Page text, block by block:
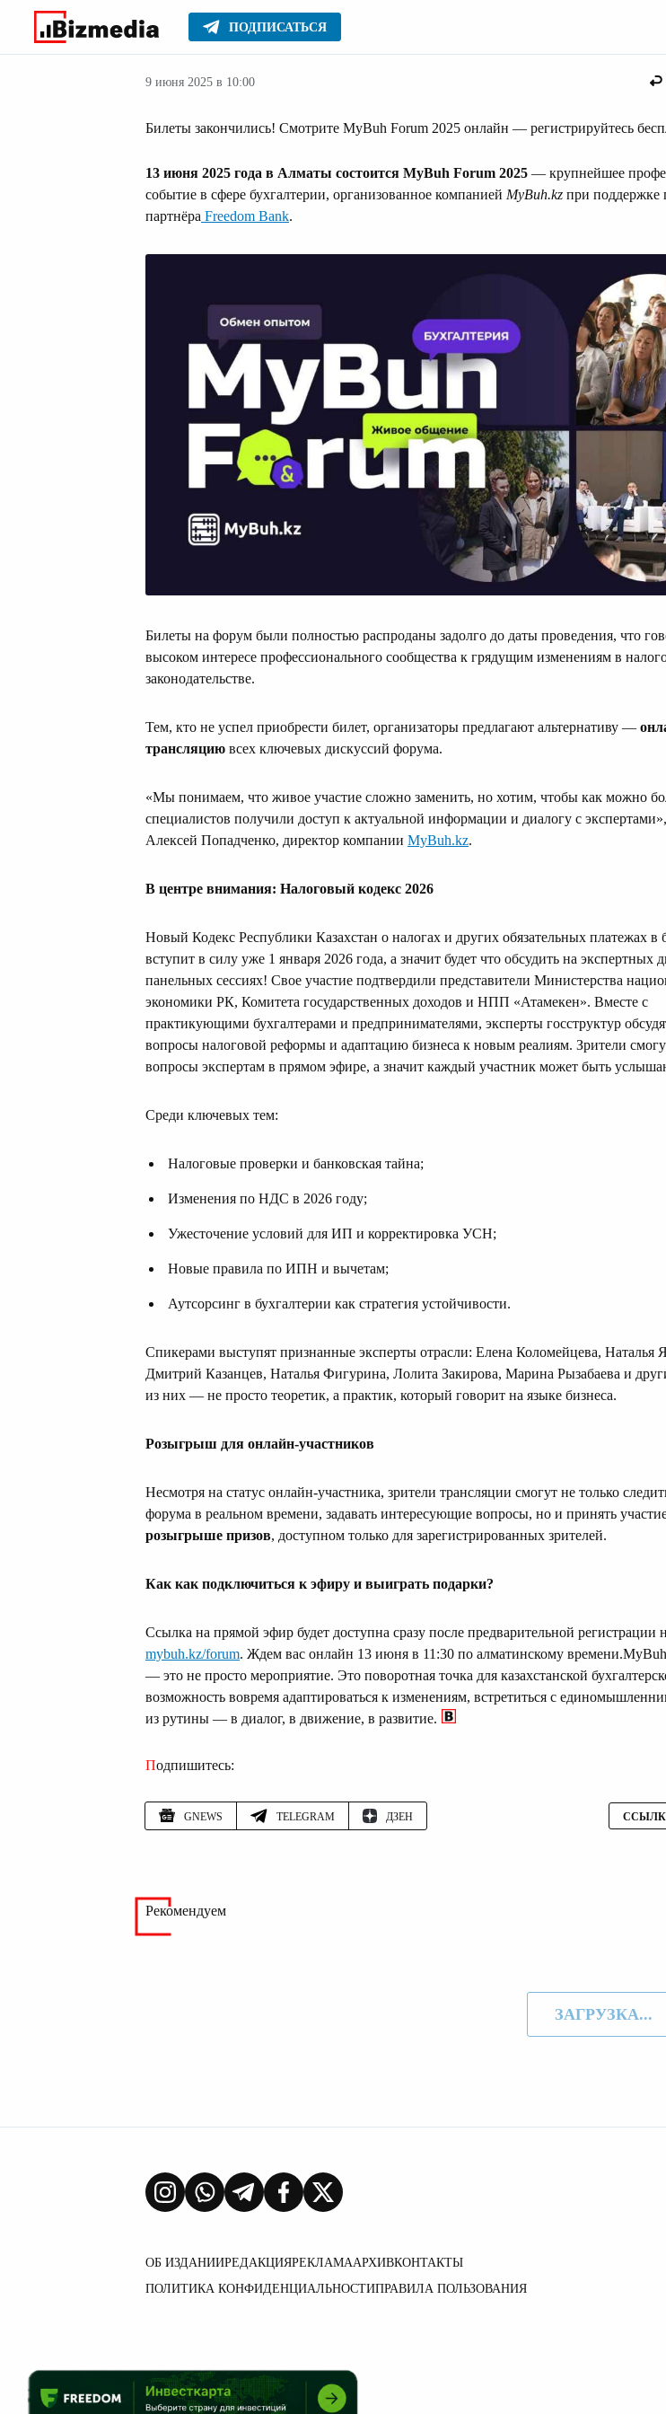
ПОДПИСАТЬСЯ
Главное Новости Новости Казахстана
9 июня 2025 в 10:00
Билеты закончились! Смотрите MyBuh Forum 2025 онлайн — регистрируйтесь
13 июня 2025 года в Алматы состоится MyBuh Forum 2025 — крупнейшее
событие в сфере бухгалтерии, организованное компанией MyBuh.kz при поддержке
партнёра Freedom Bank.
Билеты на форум были полностью распроданы задолго до даты проведения, что
высоком интересе профессионального сообщества к грядущим изменениям в
законодательстве.
Тем, кто не успел приобрести билет, организаторы предлагают альтернативу —
трансляцию всех ключевых дискуссий форума.
«Мы понимаем, что живое участие сложно заменить, но хотим, чтобы как можно
специалистов получили доступ к актуальной информации и диалогу с
Алексей Попадченко, директор компании MyBuh.kz.
В центре внимания: Налоговый кодекс 2026
Новый Кодекс Республики Казахстан о налогах и других обязательных платежах в
вступит в силу уже 1 января 2026 года, а значит будет что обсудить на экспертных
панельных сессиях! Свое участие подтвердили представители Министерства
экономики РК, Комитета государственных доходов и НПП «Атамекен». Вместе с
практикующими бухгалтерами и предпринимателями, эксперты госструктур
вопросы налоговой реформы и адаптацию бизнеса к новым реалиям. Зрители
вопросы экспертам в прямом эфире, а значит каждый участник может быть
Среди ключевых тем:
Налоговые проверки и банковская тайна;
Изменения по НДС в 2026 году;
Ужесточение условий для ИП и корректировка УСН;
Новые правила по ИПН и вычетам;
Аутсорсинг в бухгалтерии как стратегия устойчивости.
Спикерами выступят признанные эксперты отрасли: Елена Коломейцева, Наталья
Дмитрий Казанцев, Наталья Фигурина, Лолита Закирова, Марина Рызабаева и
из них — не просто теоретик, а практик, который говорит на языке бизнеса.
Розыгрыш для онлайн-участников
Несмотря на статус онлайн-участника, зрители трансляции смогут не только
форума в реальном времени, задавать интересующие вопросы, но и принять
розыгрыше призов, доступном только для зарегистрированных зрителей.
Как как подключиться к эфиру и выиграть подарки?
Ссылка на прямой эфир будет доступна сразу после предварительной регистрации
mybuh.kz/forum. Ждем вас онлайн 13 июня в 11:30 по алматинскому
— это не просто мероприятие. Это поворотная точка для казахстанской
возможность вовремя адаптироваться к изменениям, встретиться с
из рутины — в диалог, в движение, в развитие.
Подпишитесь:
GNEWS TELEGRAM ДЗЕН
Рекомендуем
ЗАГРУЗКА...
ОБ ИЗДАНИИРЕДАКЦИЯРЕКЛАМААРХИВКОНТАКТЫ
ПОЛИТИКА КОНФИДЕНЦИАЛЬНОСТИПРАВИЛА ПОЛЬЗОВАНИЯ